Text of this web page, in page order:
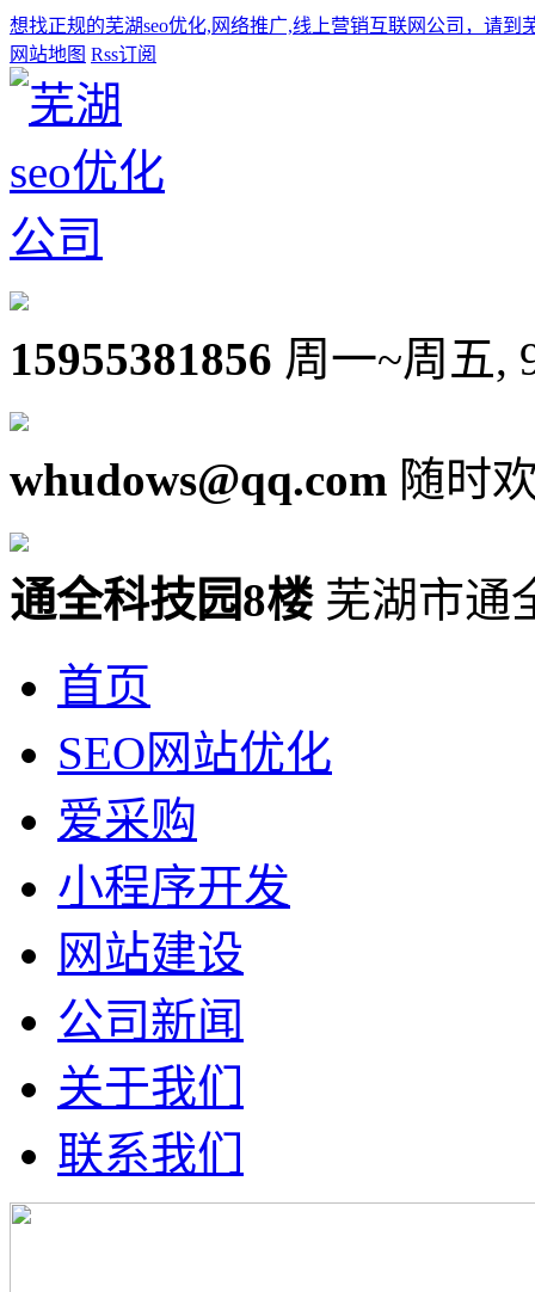
想找正规的芜湖seo优化,网络推广,线上营销互联网公司，请到
网站地图 Rss订阅
15955381856 周一~周五,
whudows@qq.com 随时
通全科技园8楼 芜湖市通
首页
SEO网站优化
爱采购
小程序开发
网站建设
公司新闻
关于我们
联系我们